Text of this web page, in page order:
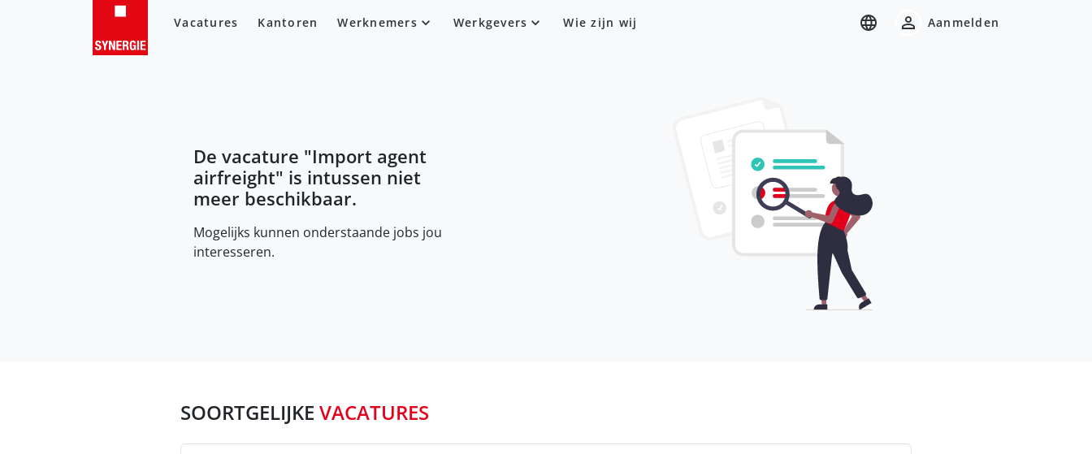
Vacatures Kantoren Werknemers Werkgevers Wie zijn wij Aanmelden
De vacature "Import agent
airfreight" is intussen niet
meer beschikbaar.
Mogelijks kunnen onderstaande jobs jou
interesseren.
SOORTGELIJKE VACATURES